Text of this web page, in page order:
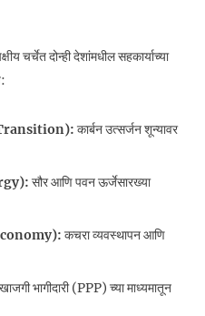
चर्चेत दोन्ही देशांमधील सहकार्याच्या
Transition): कार्बन उत्सर्जन शून्यावर
सौर आणि पवन ऊर्जेसारख्या
कचरा व्यवस्थापन आणि
भागीदारी (PPP) च्या माध्यमातून